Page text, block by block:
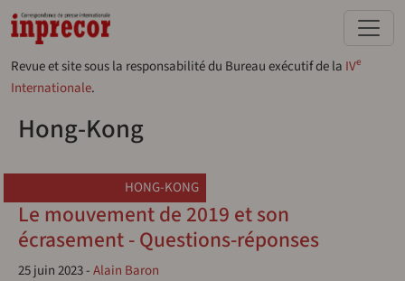
Aller au contenu principal
Revue et site sous la responsabilité du Bureau exécutif de la IVe
Internationale.
Hong-Kong
HONG-KONG
Le mouvement de 2019 et son
écrasement - Questions-réponses
25 juin 2023-Alain Baron